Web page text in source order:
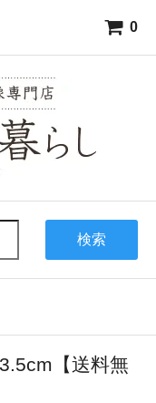
0
検索
【送料無